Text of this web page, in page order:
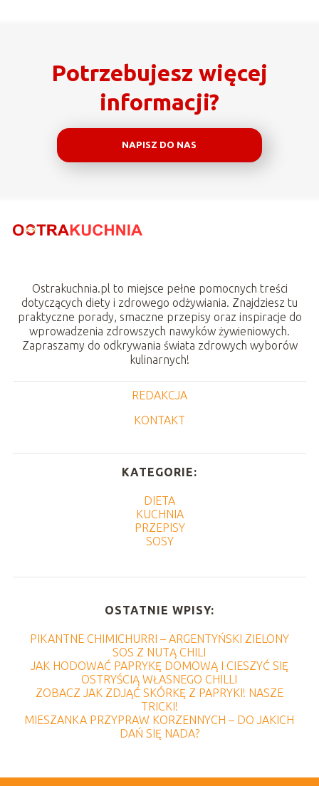
Potrzebujesz więcej
informacji?
NAPISZ DO NAS
Ostrakuchnia.pl to miejsce pełne pomocnych treści
dotyczących diety i zdrowego odżywiania. Znajdziesz tu
praktyczne porady, smaczne przepisy oraz inspiracje do
wprowadzenia zdrowszych nawyków żywieniowych.
Zapraszamy do odkrywania świata zdrowych wyborów
kulinarnych!
REDAKCJA
KONTAKT
KATEGORIE:
DIETA
KUCHNIA
PRZEPISY
SOSY
OSTATNIE WPISY:
PIKANTNE CHIMICHURRI – ARGENTYŃSKI ZIELONY
SOS Z NUTĄ CHILI
JAK HODOWAĆ PAPRYKĘ DOMOWĄ I CIESZYĆ SIĘ
OSTRYŚCIĄ WŁASNEGO CHILLI
ZOBACZ JAK ZDJĄĆ SKÓRKĘ Z PAPRYKI! NASZE
TRICKI!
MIESZANKA PRZYPRAW KORZENNYCH – DO JAKICH
DAŃ SIĘ NADA?